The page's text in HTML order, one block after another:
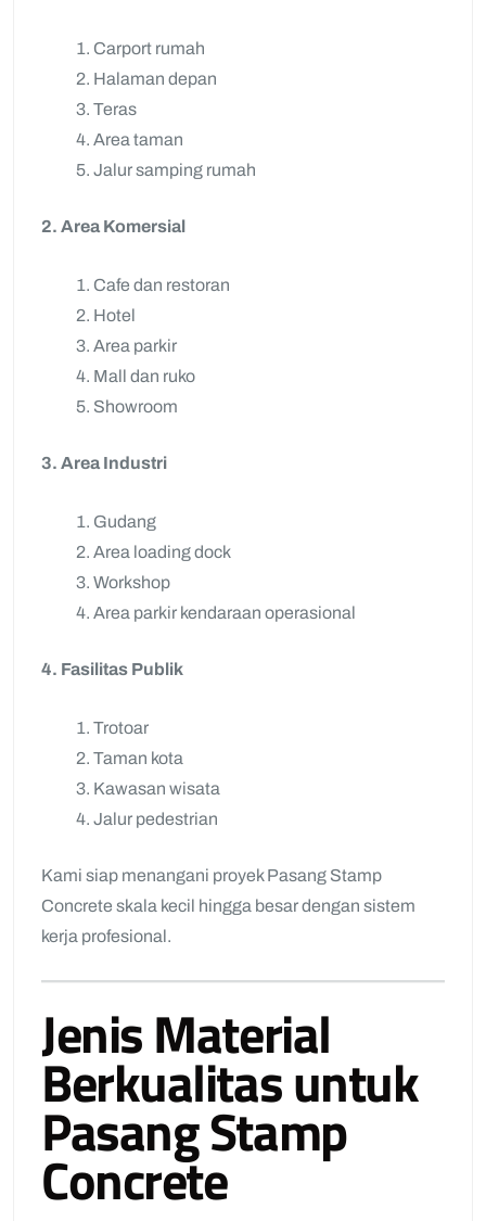
Carport rumah
Halaman depan
Teras
Area taman
Jalur samping rumah
2. Area Komersial
Cafe dan restoran
Hotel
Area parkir
Mall dan ruko
Showroom
3. Area Industri
Gudang
Area loading dock
Workshop
Area parkir kendaraan operasional
4. Fasilitas Publik
Trotoar
Taman kota
Kawasan wisata
Jalur pedestrian
Kami siap menangani proyek Pasang Stamp
Concrete skala kecil hingga besar dengan sistem
kerja profesional.
Jenis Material
Berkualitas untuk
Pasang Stamp
Concrete